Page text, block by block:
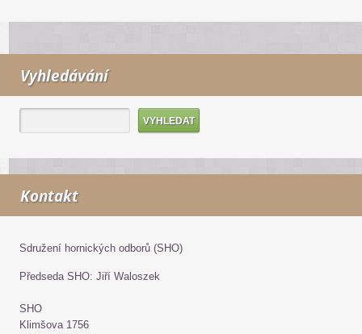
Vyhledávání
Kontakt
Sdružení hornických odborů (SHO)
Předseda SHO: Jiří Waloszek
SHO
Klimšova 1756